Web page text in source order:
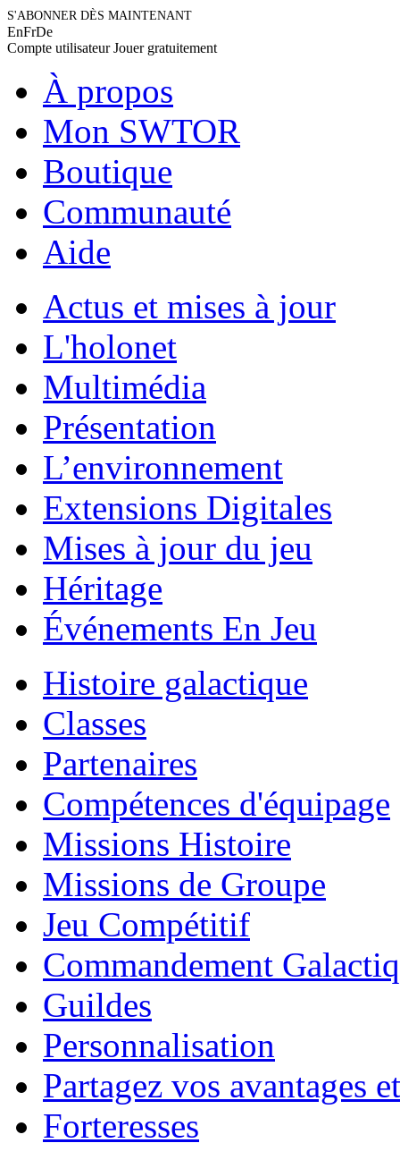
S'ABONNER DÈS MAINTENANT
EnFrDe
Compte utilisateurJouer gratuitement
À propos
Mon SWTOR
Boutique
Communauté
Aide
Actus et mises à jour
L'holonet
Multimédia
Présentation
L’environnement
Extensions Digitales
Mises à jour du jeu
Héritage
Événements En Jeu
Histoire galactique
Classes
Partenaires
Compétences d'équipage
Missions Histoire
Missions de Groupe
Jeu Compétitif
Commandement
Guildes
Personnalisation
Partagez vos avantages
Forteresses